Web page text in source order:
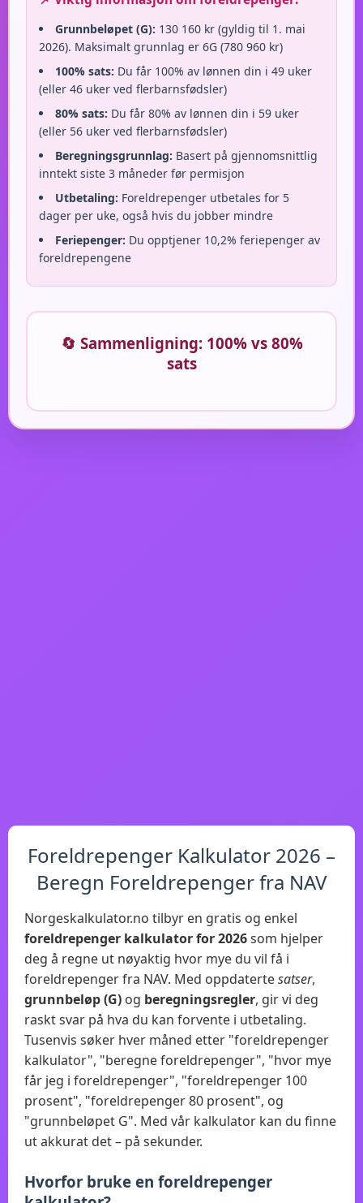
Grunnbeløpet (G): 130 160 kr (gyldig til 1. mai
2026). Maksimalt grunnlag er 6G (780 960 kr)
100% sats: Du får 100% av lønnen din i 49 uker
(eller 46 uker ved flerbarnsfødsler)
80% sats: Du får 80% av lønnen din i 59 uker
(eller 56 uker ved flerbarnsfødsler)
Beregningsgrunnlag: Basert på gjennomsnittlig
inntekt siste 3 måneder før permisjon
Utbetaling: Foreldrepenger utbetales for 5
dager per uke, også hvis du jobber mindre
Feriepenger: Du opptjener 10,2% feriepenger av
foreldrepengene
🔄 Sammenligning: 100% vs 80%
sats
Foreldrepenger Kalkulator 2026 –
Beregn Foreldrepenger fra NAV
Norgeskalkulator.no tilbyr en gratis og enkel
foreldrepenger kalkulator for 2026som hjelper
deg å regne ut nøyaktig hvor mye du vil få i
foreldrepenger fra NAV. Med oppdatertesatser,
grunnbeløp (G) og beregningsregler, gir vi deg
raskt svar på hva du kan forvente i utbetaling.
Tusenvis søker hver måned etter "foreldrepenger
kalkulator", "beregne foreldrepenger", "hvor mye
får jeg i foreldrepenger", "foreldrepenger 100
prosent", "foreldrepenger 80 prosent", og
"grunnbeløpet G". Med vår kalkulator kan du finne
ut akkurat det – på sekunder.
Hvorfor bruke en foreldrepenger